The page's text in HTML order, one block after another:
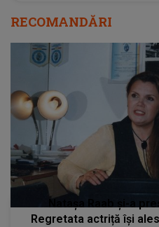
RECOMANDĂRI
Natașa Raab și-a
Regretata actriță își